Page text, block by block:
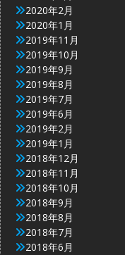
2020年2月
2020年1月
2019年11月
2019年10月
2019年9月
2019年8月
2019年7月
2019年6月
2019年2月
2019年1月
2018年12月
2018年11月
2018年10月
2018年9月
2018年8月
2018年7月
2018年6月